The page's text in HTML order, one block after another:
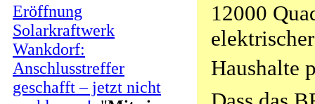
Eröffnung
Solarkraftwerk
Wankdorf:
Anschlusstreffer
geschafft – jetzt nicht
12000
Haushalte